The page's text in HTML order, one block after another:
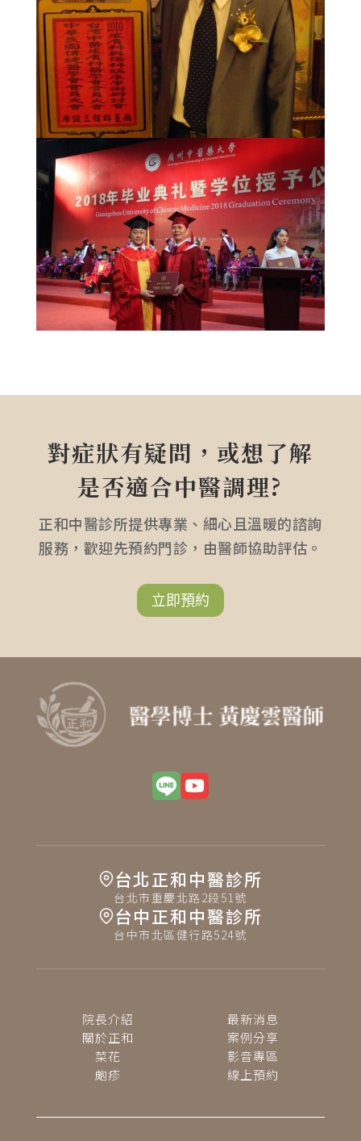
對症狀有疑問，或想了解
是否適合中醫調理?
正和中醫診所提供專業、細心且溫暖的諮詢
服務，歡迎先預約門診，由醫師協助評估。
立即預約
台北正和中醫診所
台北市重慶北路2段51號
台中正和中醫診所
台中市北區健行路524號
院長介紹
關於正和
菜花
皰疹
最新消息
案例分享
影音專區
線上預約